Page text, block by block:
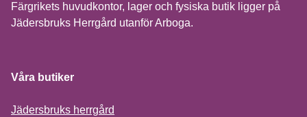
Färgrikets huvudkontor, lager och fysiska butik ligger på
Jädersbruks Herrgård utanför Arboga.
Våra butiker
Jädersbruks herrgård